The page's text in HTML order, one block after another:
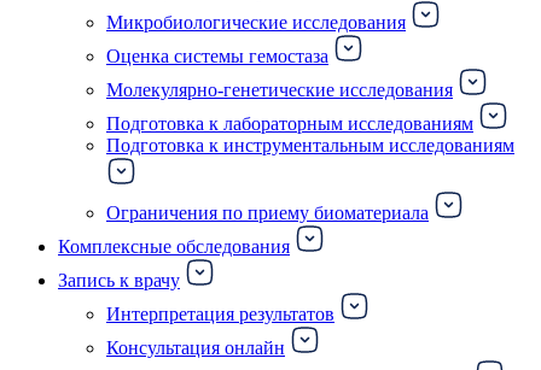
Микробиологические исследования
Оценка системы гемостаза
Молекулярно-генетические исследования
Подготовка к лабораторным исследованиям
Подготовка к инструментальным исследованиям
Ограничения по приему биоматериала
Комплексные обследования
Запись к врачу
Интерпретация результатов
Консультация онлайн